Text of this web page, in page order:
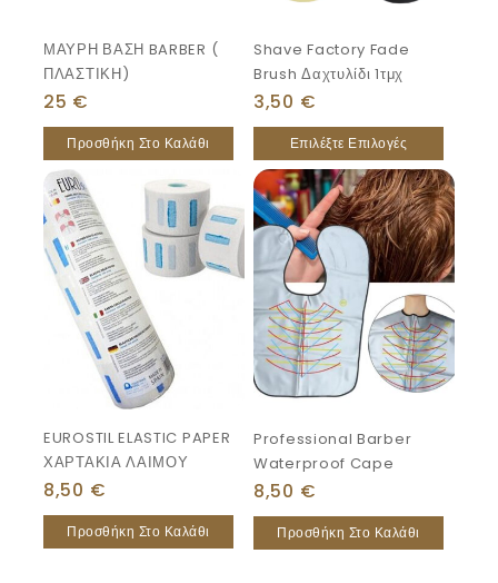
ΜΑΥΡΗ ΒΑΣΗ BARBER (
ΠΛΑΣΤΙΚΗ)
25 €
Προσθήκη Στο Καλάθι
Shave Factory Fade
Brush Δαχτυλίδι 1τμχ
3,50 €
Επιλέξτε Επιλογές
EUROSTIL ELASTIC PAPER
ΧΑΡΤΑΚΙΑ ΛΑΙΜΟΥ
8,50 €
Προσθήκη Στο Καλάθι
Professional Barber
Waterproof Cape
8,50 €
Προσθήκη Στο Καλάθι